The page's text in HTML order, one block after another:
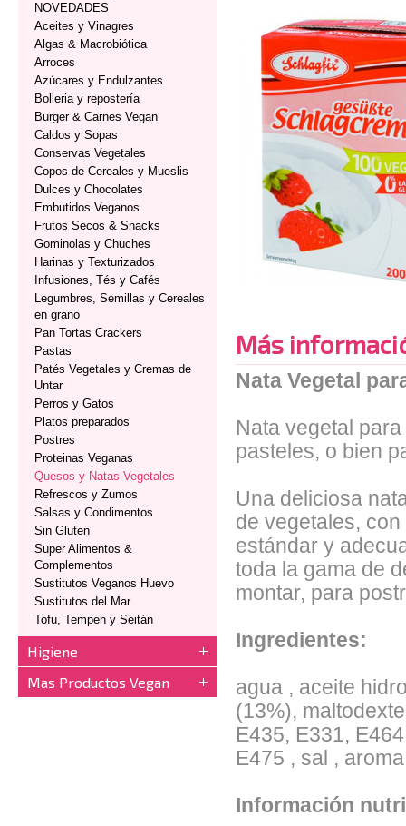
NOVEDADES
Aceites y Vinagres
Algas & Macrobiótica
Arroces
Azúcares y Endulzantes
Bolleria y repostería
Burger & Carnes Vegan
Caldos y Sopas
Conservas Vegetales
Copos de Cereales y Mueslis
Dulces y Chocolates
Embutidos Veganos
Frutos Secos & Snacks
Gominolas y Chuches
Harinas y Texturizados
Infusiones, Tés y Cafés
Legumbres, Semillas y Cereales
en grano
Pan Tortas Crackers
Pastas
Patés Vegetales y Cremas de
Untar
Perros y Gatos
Platos preparados
Postres
Proteinas Veganas
Quesos y Natas Vegetales
Refrescos y Zumos
Salsas y Condimentos
Sin Gluten
Super Alimentos &
Complementos
Sustitutos Veganos Huevo
Sustitutos del Mar
Tofu, Tempeh y Seitán
Higiene
Mas Productos Vegan
Más
Nata Vegetal
Nata vegetal
pasteles, o bien
Una deliciosa
de vegetales,
estándar y
toda la gama de
montar, para
Ingredientes:
agua , aceite
(13%),
E435, E331,
E475 , sal ,
Información